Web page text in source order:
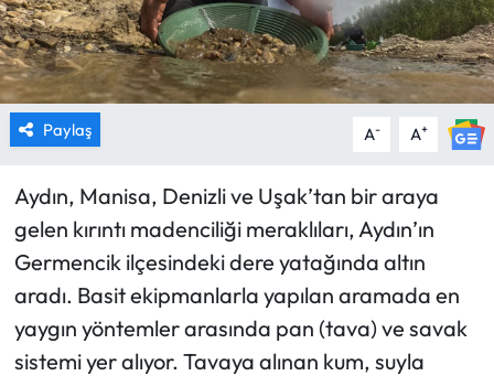
Paylaş A- A+
Aydın, Manisa, Denizli ve Uşak’tan bir araya
gelen kırıntı madenciliği meraklıları, Aydın’ın
Germencik ilçesindeki dere yatağında altın
aradı. Basit ekipmanlarla yapılan aramada en
yaygın yöntemler arasında pan (tava) ve savak
sistemi yer alıyor. Tavaya alınan kum, suyla
YAŞAM
RESMİ İLANLAR